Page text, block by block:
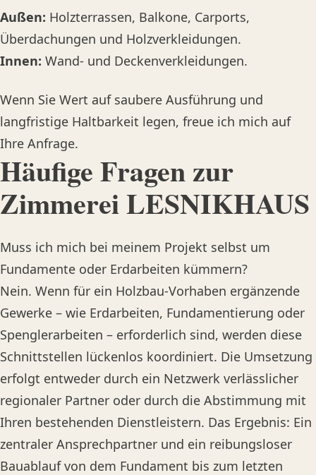
Außen: Holzterrassen, Balkone, Carports,
Überdachungen und Holzverkleidungen.
Innen: Wand- und Deckenverkleidungen.
Wenn Sie Wert auf saubere Ausführung und
langfristige Haltbarkeit legen, freue ich mich auf
Ihre Anfrage.
Häufige Fragen zur
Zimmerei LESNIKHAUS
Muss ich mich bei meinem Projekt selbst um
Fundamente oder Erdarbeiten kümmern?
Nein. Wenn für ein Holzbau-Vorhaben ergänzende
Gewerke – wie Erdarbeiten, Fundamentierung oder
Spenglerarbeiten – erforderlich sind, werden diese
Schnittstellen lückenlos koordiniert. Die Umsetzung
erfolgt entweder durch ein Netzwerk verlässlicher
regionaler Partner oder durch die Abstimmung mit
Ihren bestehenden Dienstleistern. Das Ergebnis: Ein
zentraler Ansprechpartner und ein reibungsloser
Bauablauf von dem Fundament bis zum letzten